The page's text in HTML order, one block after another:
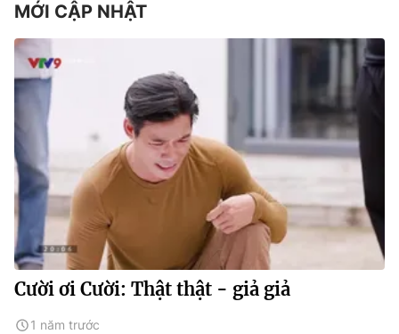
MỚI CẬP NHẬT
Cười ơi Cười: Thật thật - giả giả
1 năm trước